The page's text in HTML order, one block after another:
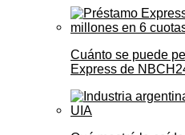
Cuánto se puede
Express de